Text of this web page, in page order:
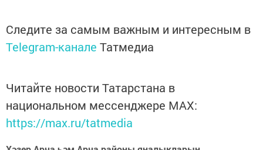
Следите за самым важным и интересным в
Telegram-канале Татмедиа
Читайте новости Татарстана в
национальном мессенджере MАХ:
https://max.ru/tatmedia